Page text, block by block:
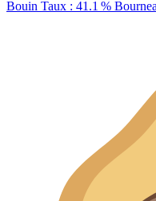
Bouin Taux : 41.1 %